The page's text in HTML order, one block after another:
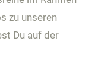
zu unseren
Du auf der